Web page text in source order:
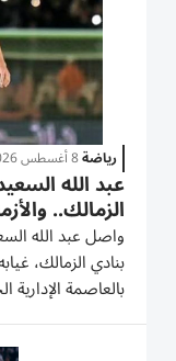
رياضة8 أغسطس 2026
عبد الله
الزمالك..
واصل عبد الله
بنادي الزمالك،
بالعاصمة
عقب الراحة